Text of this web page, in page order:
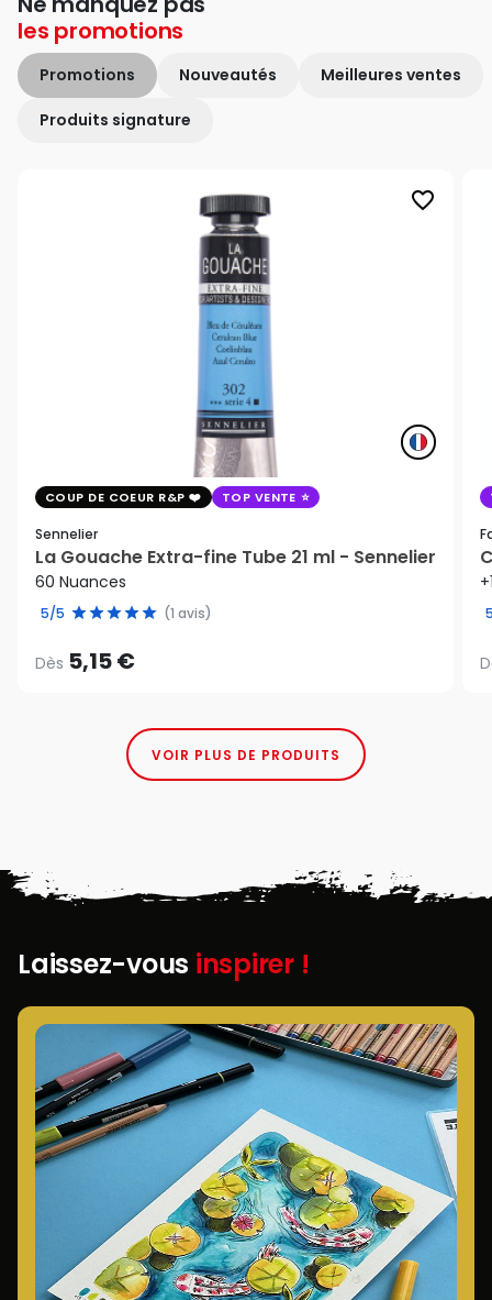
les promotions
Promotions Nouveautés Meilleures ventes
Produits signature
favorite_border
COUP DE COEUR R&P TOP VENTE
Sennelier
La Gouache Extra-fine Tube 21 ml - Sennelier
60 Nuances
5/5 (1 avis)
Dès 5,15 €
VOIR PLUS DE PRODUITS
Laissez-vous inspirer !